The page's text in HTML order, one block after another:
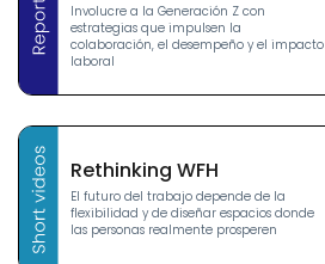
Involucre a la Generación Z con
estrategias que impulsen la
colaboración, el desempeño y el impacto
laboral
Rethinking WFH
El futuro del trabajo depende de la
flexibilidad y de diseñar espacios donde
las personas realmente prosperen